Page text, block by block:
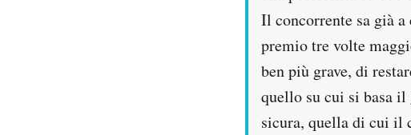
Il concorrente sa già
premio tre volte
ben più grave, di
quello su cui si basa il
sicura, quella di cui il